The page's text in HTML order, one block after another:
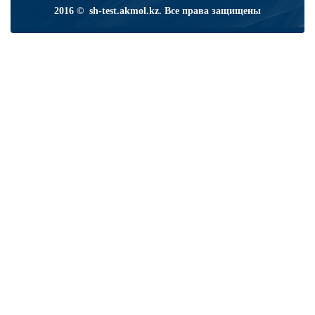
2016 © sh-test.akmol.kz. Все права защищены